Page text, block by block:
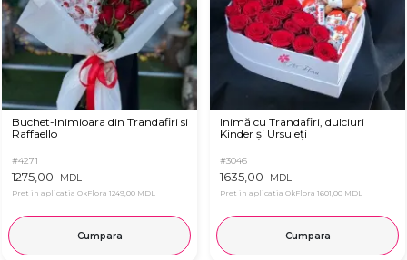
Buchet-Inimioara din Trandafiri si
Raffaello
#4271
1275,00 MDL
Pret in aplicatia OkFlora 1249,00 MDL
Cumpara
Inimă cu Trandafiri, dulciuri
Kinder și Ursuleți
#3046
1635,00 MDL
Pret in aplicatia OkFlora 1601,00 MDL
Cumpara